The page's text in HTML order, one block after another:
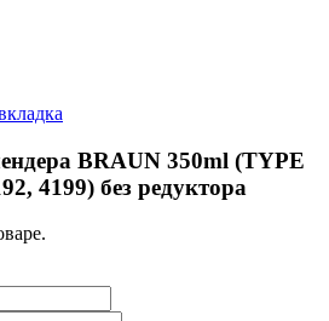
BRAUN 350ml (TYPE
4199) без редуктора